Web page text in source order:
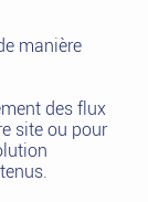
manière
des flux
site ou pour